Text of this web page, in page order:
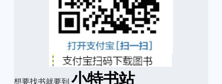
想要找书就要到 小特书站